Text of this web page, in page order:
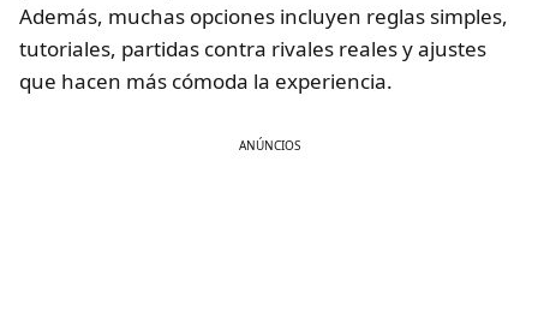
Además, muchas opciones incluyen reglas simples,
tutoriales, partidas contra rivales reales y ajustes
que hacen más cómoda la experiencia.
ANÚNCIOS